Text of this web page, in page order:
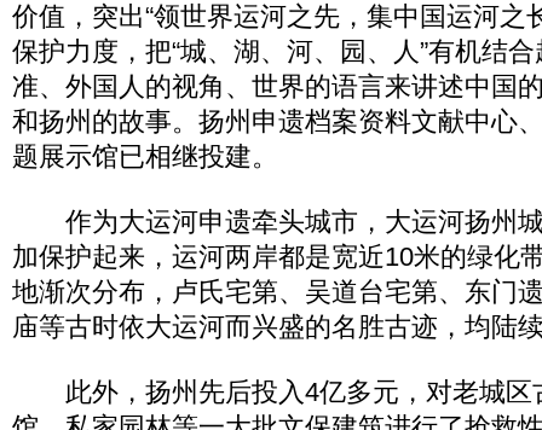
价值，突出“领世界运河之先，集中国运河之
保护力度，把“城、湖、河、园、人”有机结
准、外国人的视角、世界的语言来讲述中国
和扬州的故事。扬州申遗档案资料文献中心
题展示馆已相继投建。
作为大运河申遗牵头城市，大运河扬州
加保护起来，运河两岸都是宽近10米的绿化
地渐次分布，卢氏宅第、吴道台宅第、东门
庙等古时依大运河而兴盛的名胜古迹，均
此外，扬州先后投入4亿多元，对老城区